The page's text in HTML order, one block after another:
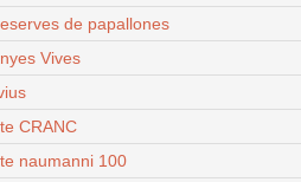
de papallones
Vives
CRANC
naumanni 100